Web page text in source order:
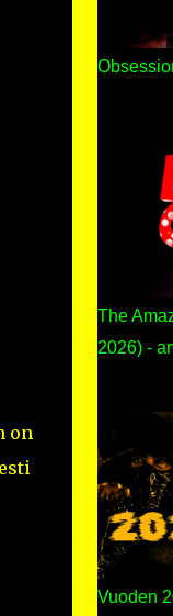
on
The
2026) -
Vuoden